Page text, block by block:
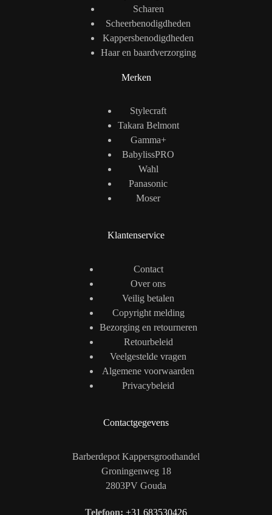
Scharen
Scheerbenodigdheden
Kappersbenodigdheden
Haar en baardverzorging
Merken
Stylecraft
Takara Belmont
Gamma+
BabylissPRO
Wahl
Panasonic
Moser
Klantenservice
Contact
Over ons
Veilig betalen
Copyright melding
Bezorging en retourneren
Retourbeleid
Veelgestelde vragen
Algemene voorwaarden
Privacybeleid
Contactgegevens
Barberdepot Kappersgroothandel
Groningenweg 18
2803PV Gouda
Telefoon: +31 683530426